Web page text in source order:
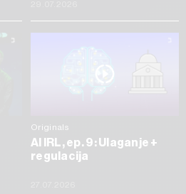
Originals
AI IRL, ep. 9: Ulaganje +
regulacija